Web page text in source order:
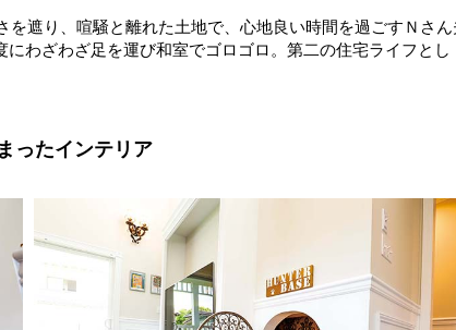
遮り、喧騒と離れた土地で、心地良い時間を過ごすＮさん
わざわざ足を運び和室でゴロゴロ。第二の住宅ライフとし
ったインテリア